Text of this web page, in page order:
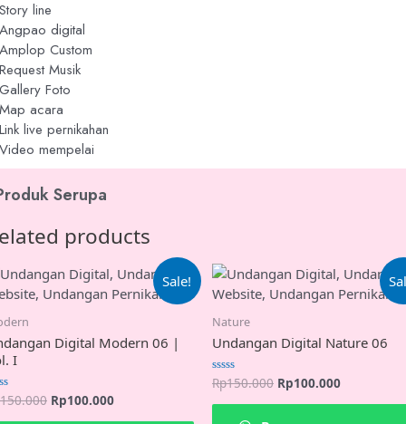
line
digital
Custom
Musik
Foto
acara
live pernikahan
mempelai
Serupa
products
Sale!
Digital Modern 06 |
I
150.000 Rp100.000
Nature
Undangan Digital Nature 06
Rated
out
Rp150.000 Rp100.000